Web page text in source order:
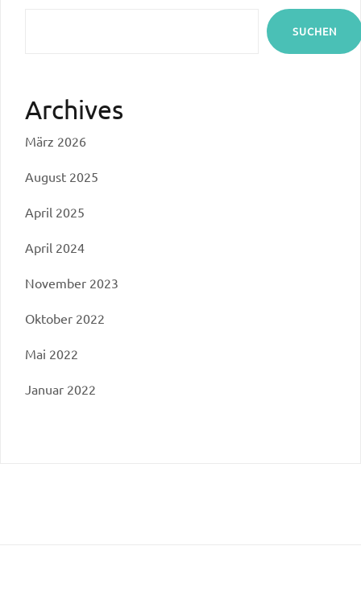
SUCHEN
Archives
März 2026
August 2025
April 2025
April 2024
November 2023
Oktober 2022
Mai 2022
Januar 2022